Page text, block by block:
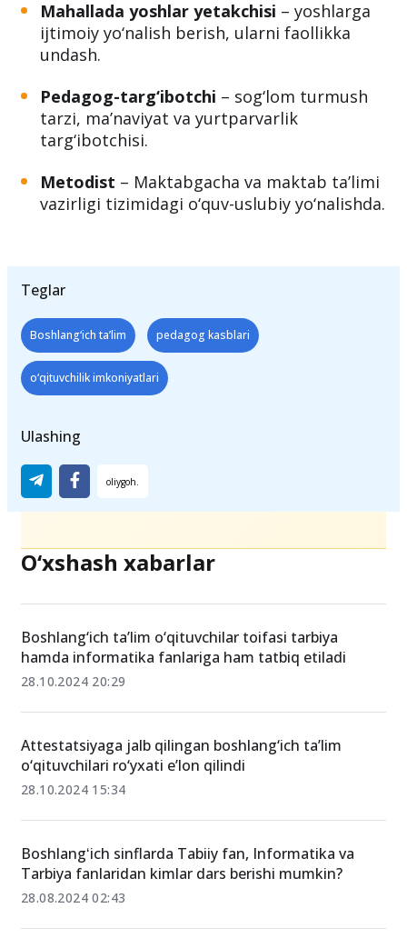
Mahallada yoshlar yetakchisi – yoshlarga
ijtimoiy yo‘nalish berish, ularni faollikka
undash.
Pedagog-targ‘ibotchi – sog‘lom turmush
tarzi, ma’naviyat va yurtparvarlik
targ‘ibotchisi.
Metodist – Maktabgacha va maktab ta’limi
vazirligi tizimidagi o‘quv-uslubiy yo‘nalishda.
Teglar
Boshlang‘ich taʼlim pedagog kasblari
o‘qituvchilik imkoniyatlari
Ulashing
O‘xshash xabarlar
Boshlang‘ich ta’lim o‘qituvchilar toifasi tarbiya
hamda informatika fanlariga ham tatbiq etiladi
28.10.2024 20:29
Attestatsiyaga jalb qilingan boshlang‘ich ta’lim
o‘qituvchilari ro‘yxati e’lon qilindi
28.10.2024 15:34
Boshlangʻich sinflarda Tabiiy fan, Informatika va
Tarbiya fanlaridan kimlar dars berishi mumkin?
28.08.2024 02:43